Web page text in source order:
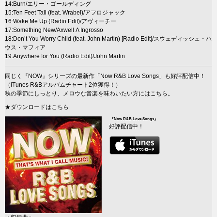
14:Burn/エリー・ゴールディング
15:Ten Feet Tall (feat. Wrabel)/アフロジャック
16:Wake Me Up (Radio Edit)/アヴィーチー
17:Something New/Axwell Λ Ingrosso
18:Don’t You Worry Child (feat. John Martin) [Radio Edit]/スウェディッシュ・ハ
ウス・マフィア
19:Anywhere for You (Radio Edit)/John Martin
同じく『NOW』シリーズの最新作「Now R&B Love Songs」も好評配信中！
（iTunes R&Bアルバムチャート2位獲得！）
秋の季節にしっとり、メロウな音楽を味わいたい方にはこちら。
★ダウンロードはこちら
『Now R&B Love Songs』
好評配信中！